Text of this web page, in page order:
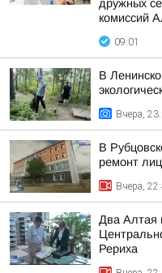
дружных
комиссий
09:01
В
Вчера,
В
ремонт
Вчера,
Два Алтая
Рериха